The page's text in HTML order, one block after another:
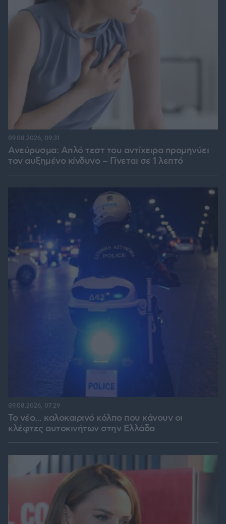
Ανεύρυσμα: Απλό τεστ του αντίχειρα προμηνύει
τον αυξημένο κίνδυνο – Γίνεται σε 1 λεπτό
09.08.2026, 09:31
Το νέο... καλοκαιρινό κόλπο που κάνουν οι
κλέφτες αυτοκινήτων στην Ελλάδα
09.08.2026, 07:29